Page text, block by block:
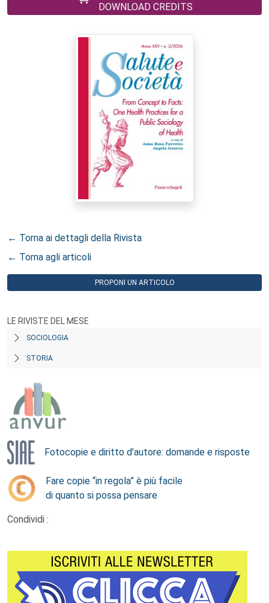
DOWNLOAD CREDITS
← Torna ai dettagli della Rivista
← Torna agli articoli
PROPONI UN ARTICOLO
LE RIVISTE DEL MESE
SOCIOLOGIA
STORIA
Fotocopie e diritto d’autore: domande e risposte
Fare copie “in regola” è più facile
di quanto si possa pensare
Condividi :